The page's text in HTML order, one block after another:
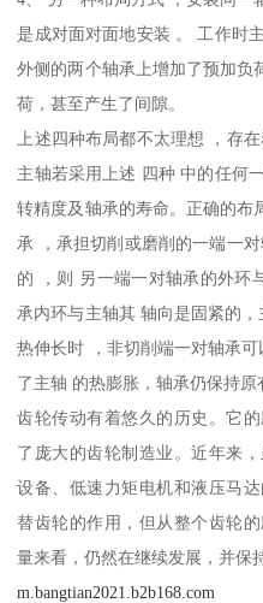
是成对面对面地安装 。 工作时
外侧的两个轴承上增加了预加负
荷，甚至产生了间隙。
上述四种布局都不太理想 ，存
主轴若采用上述 四种 中的任何
转精度及轴承的寿命。正确的布
承 ，承担切削或磨削的一端一
的 ，则 另一端一对轴承的外环
承内环与主轴其 轴向是固紧的
热伸长时 ，非切削端一对轴承
了主轴 的热膨胀，轴承仍保持原
齿轮传动有着悠久的历史。它
了庞大的齿轮制造业。近年来
设备、低速力矩电机和液压马
替齿轮的作用，但从整个齿轮
量来看，仍然在继续发展，并保
m.bangtian2021.b2b168.com